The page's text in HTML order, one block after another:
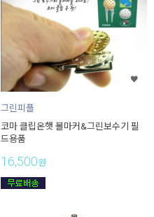
그린피플
코마 클립온햇 볼마커&그린보수기 필
드용품
16,500원